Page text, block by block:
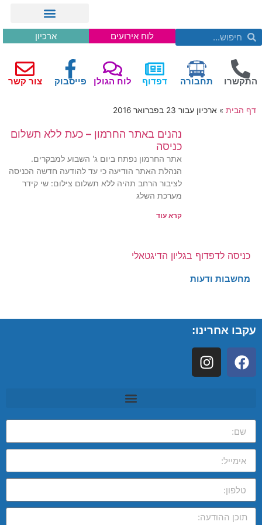
לוח אירועים ארכיון
התקשרו תחבורה דפדוף לוח הגולן פייסבוק צור קשר
דף הבית » ארכיון עבור 23 בפברואר 2016
נהנים באתר החרמון – כעת ללא תשלום
כניסה
אתר החרמון נפתח ביום ג' השבוע למבקרים.
הנהלת האתר הודיעה כי עד להודעה חדשה הכניסה
לציבור הרחב תהיה ללא תשלום צילום: שי קידר
מערכת השלג
קרא עוד
כניסה לדפדוף בגליון הדיגטאלי
מחשבות ודעות
עקבו אחרינו: